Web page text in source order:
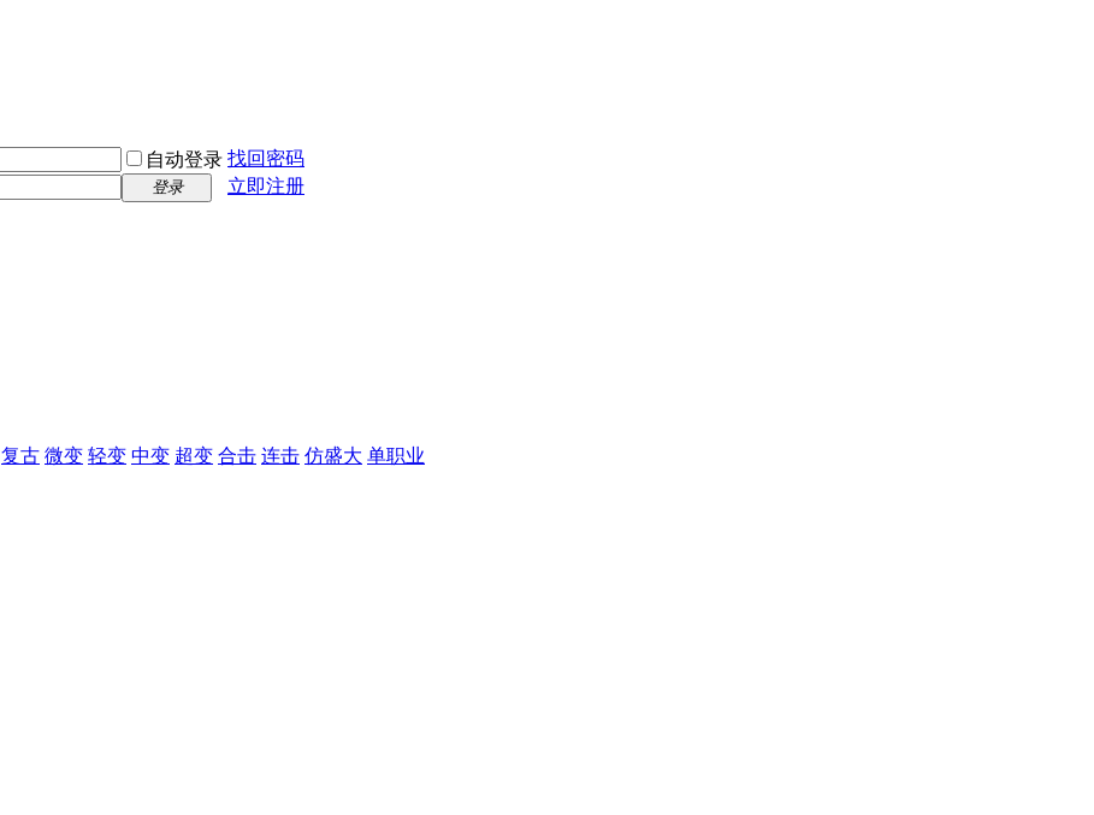
自动登录 找回密码
登录
立即注册
复古 微变 轻变 中变 超变 合击 连击 仿盛大 单职业